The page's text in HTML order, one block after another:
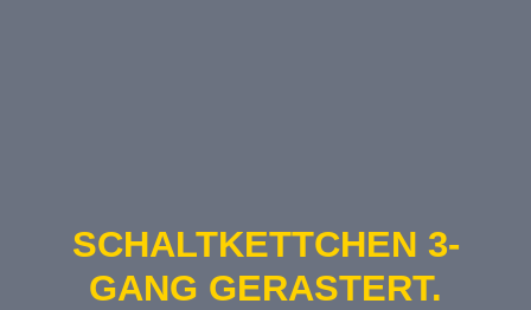
SCHALTKETTCHEN 3-
GANG GERASTERT.